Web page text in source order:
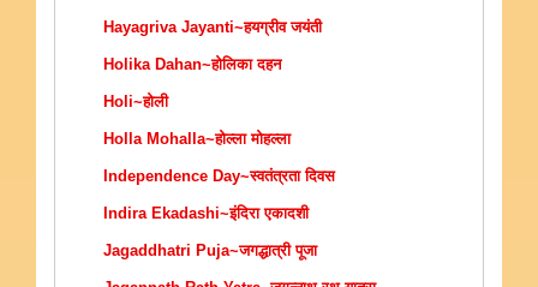
Hayagriva Jayanti~हयग्रीव जयंती
Holika Dahan~होलिका दहन
Holi~होली
Holla Mohalla~होल्ला मोहल्ला
Independence Day~स्वतंत्रता दिवस
Indira Ekadashi~इंदिरा एकादशी
Jagaddhatri Puja~जगद्धात्री पूजा